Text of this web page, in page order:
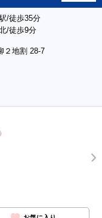
/徒歩35分
/徒歩9分
２地割 28-7